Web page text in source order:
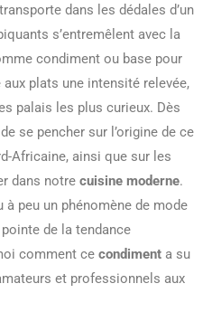
dans les dédales d’un
s’entremêlent avec la
condiment ou base pour
aux plats une intensité relevée,
palais les plus curieux. Dès
se pencher sur l’origine de ce
Africaine, ainsi que sur les
dans notre cuisine moderne.
à peu un phénomène de mode
de la tendance
comment ce condiment a su
et professionnels aux